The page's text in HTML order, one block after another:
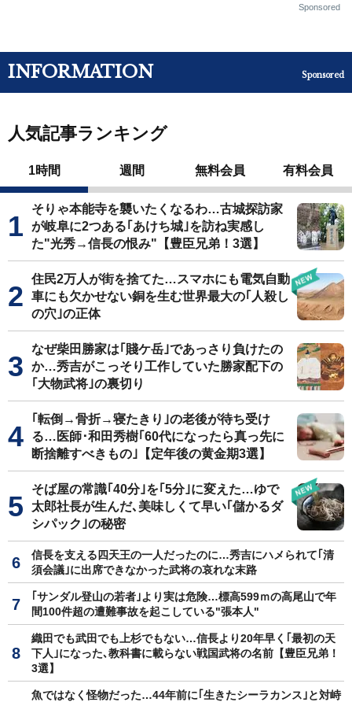
Sponsored
INFORMATION Sponsored
人気記事ランキング
1時間 週間 無料会員 有料会員
そりゃ本能寺を襲いたくなるわ…古城探訪家
が岐阜に2つある｢あけち城｣を訪ね実感し
た"光秀→信長の恨み"【豊臣兄弟！3選】
住民2万人が街を捨てた…スマホにも電気自動
車にも欠かせない銅を生む世界最大の｢人殺し
の穴｣の正体
なぜ柴田勝家は｢賤ケ岳｣であっさり負けたの
か…秀吉がこっそり工作していた勝家配下の
｢大物武将｣の裏切り
｢転倒→骨折→寝たきり｣の老後が待ち受け
る…医師･和田秀樹｢60代になったら真っ先に
断捨離すべきもの｣【定年後の黄金期3選】
そば屋の常識｢40分｣を｢5分｣に変えた…ゆで
太郎社長が生んだ､美味しくて早い｢儲かるダ
シパック｣の秘密
信長を支える四天王の一人だったのに…秀吉にハメられて｢清
須会議｣に出席できなかった武将の哀れな末路
｢サンダル登山の若者｣より実は危険…標高599ｍの高尾山で年
間100件超の遭難事故を起こしている"張本人"
織田でも武田でも上杉でもない…信長より20年早く｢最初の天
下人｣になった､教科書に載らない戦国武将の名前【豊臣兄弟！
3選】
魚ではなく怪物だった…44年前に｢生きたシーラカンス｣と対峙